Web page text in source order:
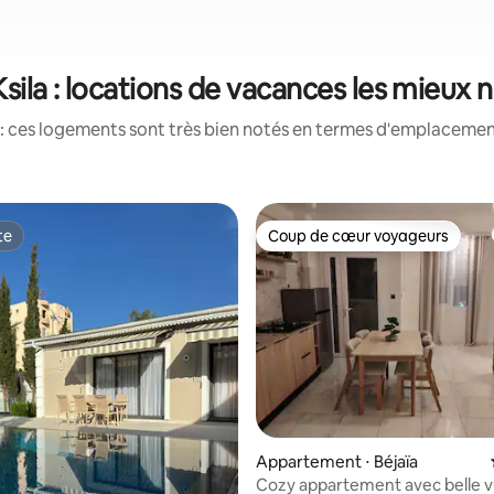
: locations de vacances les mieux
ces logements sont très bien notés en termes
la base de 17 commentaires : 4,94 sur 5
Coup de cœur voyageurs
Coup de cœur voyageurs
Appartement ⋅ Béjaïa
Cozy appartement avec belle